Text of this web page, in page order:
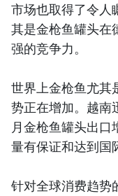
市场也取得了令人
其是金枪鱼罐头在
强的竞争力。
世界上金枪鱼尤其
势正在增加。越南
月金枪鱼罐头出
量有保证和达到国
针对全球消费趋势